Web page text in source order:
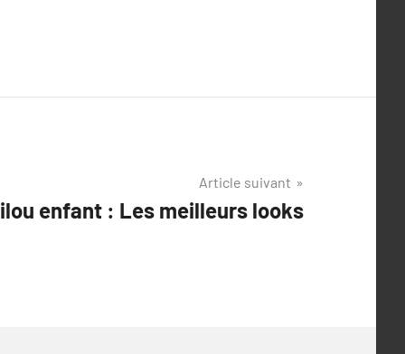
Article suivant
enfant : Les meilleurs looks